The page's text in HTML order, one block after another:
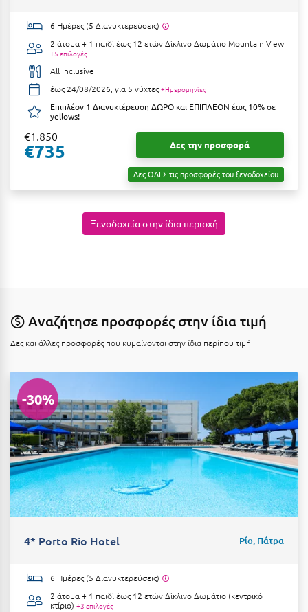
Λεπτοκαρυά
Λέσβος
Λευκάδα
Λήμνος
Λιτόχωρο
Μ
Μαραθώνας Αττικής
Μαρώνεια
Μεθώνη
Μεσολόγγι
Μεσσηνία
Μετέωρα
Μέτσοβο
Μονεμβασιά
6 Ημέρες (5 Διανυκτερεύσεις)
2 άτομα + 1 παιδί έως 12 ετώνΔίκλινο Δωμάτιο Mountain View
+5 επιλογές
All Inclusive
έως 24/08/2026, για 5 νύχτες +Ημερομηνίες
Επιπλέον 1 Διανυκτέρευση ΔΩΡΟ και ΕΠΙΠΛΕΟΝ έως 10% σε
yellows!
€1.850
€735 Δες την προσφορά
Δες ΟΛΕΣ τις προσφορές του ξενοδοχείου
Ξενοδοχεία στην ίδια περιοχή
Αναζήτησε προσφορές στην ίδια τιμή
Δες και άλλες προσφορές που κυμαίνονται στην ίδια περίπου τιμή
-30%
4* Porto Rio Hotel Ρίο, Πάτρα
6 Ημέρες (5 Διανυκτερεύσεις)
2 άτομα + 1 παιδί έως 12 ετώνΔίκλινο Δωμάτιο (κεντρικό
κτίριο) +3 επιλογές